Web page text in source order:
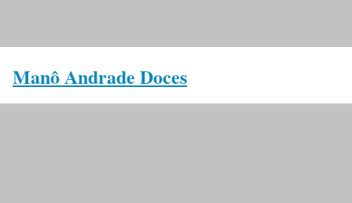
Manô Andrade Doces